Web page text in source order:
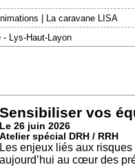
La caravane LISA
- Lys-Haut-Layon
Sensibiliser vos
Le 26 juin 2026
Atelier spécial DRH / RRH
Les enjeux liés aux
aujourd’hui au cœur des